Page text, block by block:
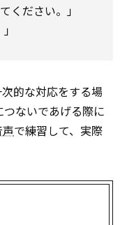
ください。」
的な対応をする場
ないであげる際に
で練習して、実際